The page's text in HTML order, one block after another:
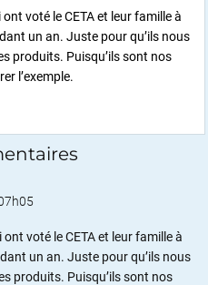
voté le CETA et leur famille à
un an. Juste pour qu’ils nous
produits. Puisqu’ils sont nos
l’exemple.
voté le CETA et leur famille à
un an. Juste pour qu’ils nous
produits. Puisqu’ils sont nos